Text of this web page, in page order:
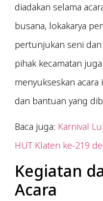
diadakan selama
busana, lokakarya
pertunjukan seni
pihak kecamatan
menyukseskan acara
dan bantuan yang
Baca juga: Karnival
HUT Klaten ke-219
Kegiatan
Acara